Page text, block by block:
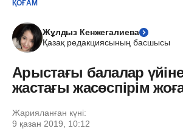
ҚОҒАМ
Жұлдыз Кенжегалиева
Қазақ редакциясының басшысы
Арыстағы балалар
жастағы жасөспірім
Жарияланған күні:
9 қазан 2019, 10:12